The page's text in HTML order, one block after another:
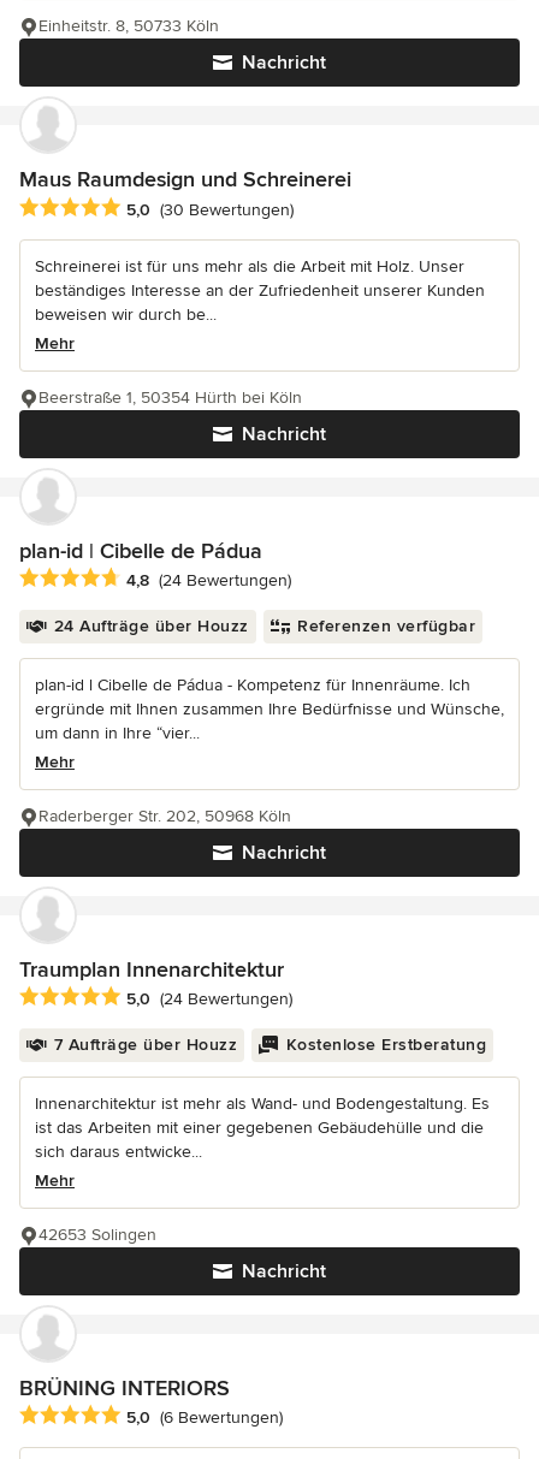
Nachricht
Einheitstr. 8, 50733 Köln
Maus Raumdesign und Schreinerei
Durchschnittliche Bewertung: 5 von 5 Sternen
5,0 (30 Bewertungen)
Schreinerei ist für uns mehr als die Arbeit mit Holz. Unser
beständiges Interesse an der Zufriedenheit unserer Kunden
beweisen wir durch be...
Mehr
Nachricht
Beerstraße 1, 50354 Hürth bei Köln
plan-id | Cibelle de Pádua
Durchschnittliche Bewertung: 4.8 von 5 Sternen
4,8 (24 Bewertungen)
24 Aufträge über Houzz Referenzen verfügbar
plan-id l Cibelle de Pádua - Kompetenz für Innenräume. Ich
ergründe mit Ihnen zusammen Ihre Bedürfnisse und Wünsche,
um dann in Ihre “vier...
Mehr
Nachricht
Raderberger Str. 202, 50968 Köln
Traumplan Innenarchitektur
Durchschnittliche Bewertung: 5 von 5 Sternen
5,0 (24 Bewertungen)
7 Aufträge über Houzz Kostenlose Erstberatung
Innenarchitektur ist mehr als Wand- und Bodengestaltung. Es
ist das Arbeiten mit einer gegebenen Gebäudehülle und die
sich daraus entwicke...
Mehr
Nachricht
42653 Solingen
BRÜNING INTERIORS
Durchschnittliche Bewertung: 5 von 5 Sternen
5,0 (6 Bewertungen)